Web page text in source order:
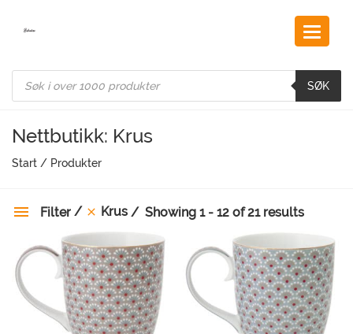
Products
search
SØK
Nettbutikk: Krus
Start / Produkter
Filter Krus Showing 1 - 12 of 21 results
Kategorier